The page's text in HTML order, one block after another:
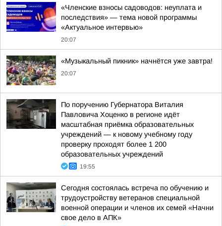
«Членские взносы садоводов: неуплата и
последствия» — тема новой программы
«Актуальное интервью»
20:07
«Музыкальный пикник» начнётся уже завтра!
20:07
По поручению Губернатора Виталия
Павловича Хоценко в регионе идёт
масштабная приёмка образовательных
учреждений — к новому учебному году
проверку проходят более 1 200
образовательных учреждений
19:55
Сегодня состоялась встреча по обучению и
трудоустройству ветеранов специальной
военной операции и членов их семей «Начни
свое дело в АПК»